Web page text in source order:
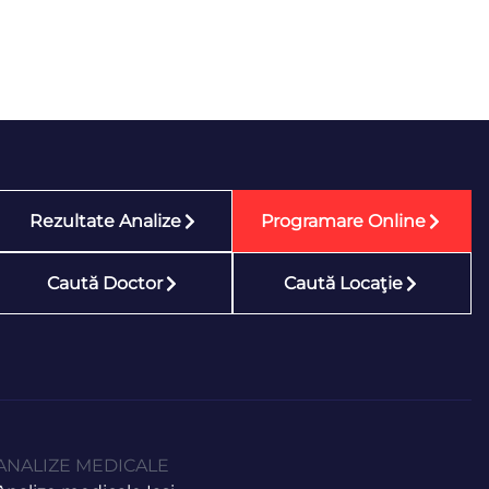
Rezultate Analize Programare Online
Caută Doctor Caută Locaţie
MEDICALE